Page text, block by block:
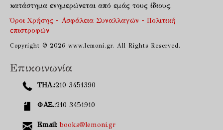
κατάστημα ενημερώνεται από εμάς τους ίδιους.
Όροι Χρήσης - Ασφάλεια Συναλλαγών - Πολιτική
επιστροφών
Copyright © 2026 www.lemoni.gr. All Rights Reserved.
Επικοινωνία
ΤΗΛ.:210 3451390
ΦΑΞ.:210 3451910
Email: books@lemoni.gr